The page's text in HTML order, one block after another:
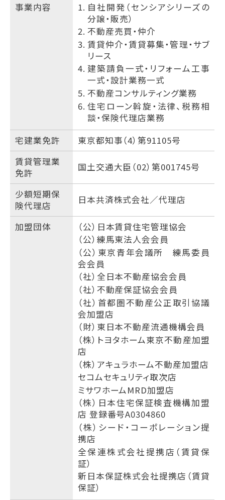
事業内容
自社開発（センシアシリーズの
分譲・販売）
不動産売買・仲介
賃貸仲介・賃貸募集・管理・サブ
リース
建築請負一式・リフォーム工事
一式・設計業務一式
不動産コンサルティング業務
住宅ローン斡旋・法律、税務相
談・保険代理店業務
宅建業免許
東京都知事（4）第91105号
賃貸管理業
免許
国土交通大臣（02）第001745号
少額短期保
険代理店
日本共済株式会社／代理店
加盟団体
（公）日本賃貸住宅管理協会
（公）練馬東法人会会員
（公）東京青年会議所 練馬委員
会会員
（社）全日本不動産協会会員
（社）不動産保証協会会員
（社）首都圏不動産公正取引協議
会加盟店
（財）東日本不動産流通機構会員
（株）トヨタホーム東京不動産加盟
店
（株）アキュラホーム不動産加盟店
セコムセキュリティ取次店
ミサワホームMRD加盟店
（株）日本住宅保証検査機構加盟
店 登録番号A0304860
（株）シード・コーポレーション提
携店
全保連株式会社提携店（賃貸保
証）
新日本保証株式会社提携店（賃貸
保証）